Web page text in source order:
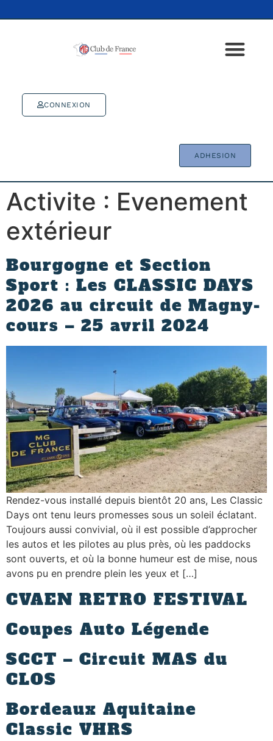
CONNEXION
ADHESION
Activite : Evenement
extérieur
Bourgogne et Section
Sport : Les CLASSIC DAYS
2026 au circuit de Magny-
cours – 25 avril 2024
Rendez-vous installé depuis bientôt 20 ans, Les Classic
Days ont tenu leurs promesses sous un soleil éclatant.
Toujours aussi convivial, où il est possible d’approcher
les autos et les pilotes au plus près, où les paddocks
sont ouverts, et où la bonne humeur est de mise, nous
avons pu en prendre plein les yeux et […]
CVAEN RETRO FESTIVAL
Coupes Auto Légende
SCCT – Circuit MAS du
CLOS
Bordeaux Aquitaine
Classic VHRS